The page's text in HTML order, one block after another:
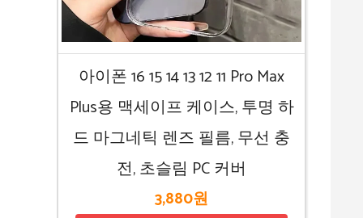
아이폰 16 15 14 13 12 11 Pro Max
Plus용 맥세이프 케이스, 투명 하
드 마그네틱 렌즈 필름, 무선 충
전, 초슬림 PC 커버
3,880원